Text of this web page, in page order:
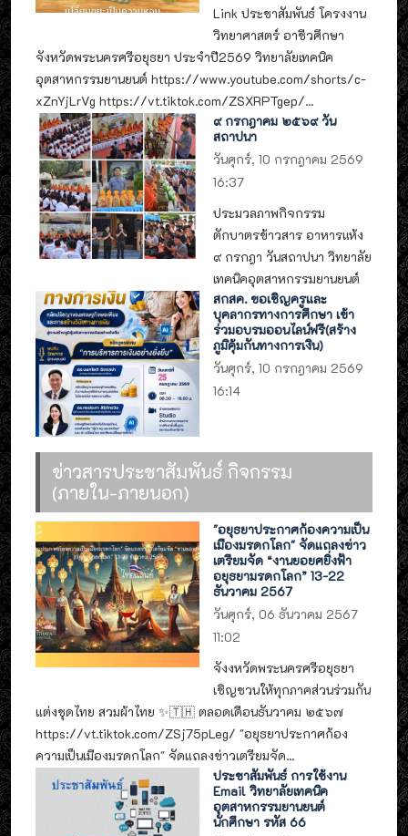
Link ประชาสัมพันธ์ โครงงาน
วิทยาศาสตร์ อาชีวศึกษา
จังหวัดพระนครศรีอยุธยา ประจำปี2569 วิทยาลัยเทคนิค
อุตสาหกรรมยานยนต์ https://www.youtube.com/shorts/c-
xZnYjLrVg https://vt.tiktok.com/ZSXRPTgep/...
๙ กรกฎาคม ๒๕๖๙ วัน
สถาปนา
วันศุกร์, 10 กรกฎาคม 2569
16:37
ประมวลภาพกิจกรรม
ตักบาตรข้าวสาร อาหารแห้ง
๙ กรกฎา วันสถาปนา วิทยาลัย
เทคนิคอุตสาหกรรมยานยนต์
สกสค. ขอเชิญครูและ
บุคลากรทางการศึกษา เข้า
ร่วมอบรมออนไลน์ฟรี(สร้าง
ภูมิคุ้มกันทางการเงิน)
วันศุกร์, 10 กรกฎาคม 2569
16:14
ข่าวสารประชาสัมพันธ์ กิจกรรม
(ภายใน-ภายนอก)
"อยุธยาประกาศก้องความเป็น
เมืองมรดกโลก" จัดแถลงข่าว
เตรียมจัด “งานยอยศยิ่งฟ้า
อยุธยามรดกโลก” 13-22
ธันวาคม 2567
วันศุกร์, 06 ธันวาคม 2567
11:02
จังงหวัดพระนครศรีอยุธยา
เชิญชวนให้ทุกภาคส่วนร่วมกัน
แต่งชุดไทย สวมผ้าไทย ✨🇹🇭 ตลอดเดือนธันวาคม ๒๕๖๗
https://vt.tiktok.com/ZSj75pLeg/ "อยุธยาประกาศก้อง
ความเป็นเมืองมรดกโลก" จัดแถลงข่าวเตรียมจัด...
ประชาสัมพันธ์ การใช้งาน
Email วิทยาลัยเทคนิค
อุตสาหกรรมยานยนต์
นักศึกษา รหัส 66